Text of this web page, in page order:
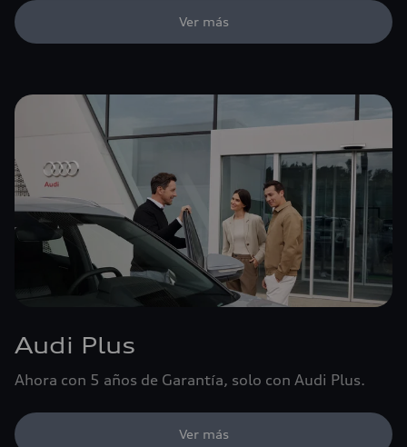
Ver más
Audi Plus
Ahora con 5 años de Garantía, solo con Audi Plus.
Ver más